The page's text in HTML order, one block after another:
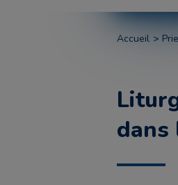
Accueil
dans